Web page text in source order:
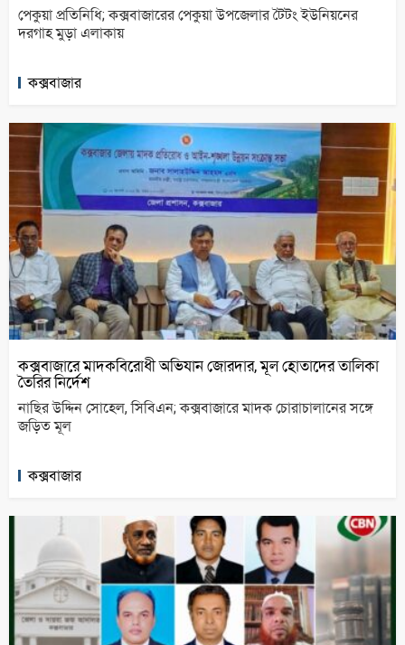
পেকুয়া প্রতিনিধি; কক্সবাজারের পেকুয়া উপজেলার টৈটং ইউনিয়নের
দরগাহ মুড়া এলাকায়
কক্সবাজার
কক্সবাজারে মাদকবিরোধী অভিযান জোরদার, মূল হোতাদের তালিকা
তৈরির নির্দেশ
নাছির উদ্দিন সোহেল, সিবিএন; কক্সবাজারে মাদক চোরাচালানের সঙ্গে
জড়িত মূল
কক্সবাজার